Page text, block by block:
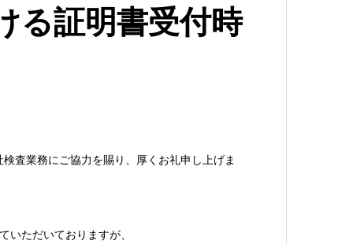
る証明書受付時
査業務にご協力を賜り、厚くお礼申し上げま
いただいておりますが、